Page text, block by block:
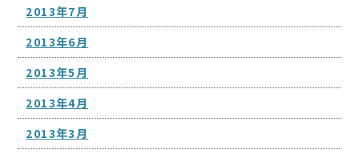
2013年7月
2013年6月
2013年5月
2013年4月
2013年3月